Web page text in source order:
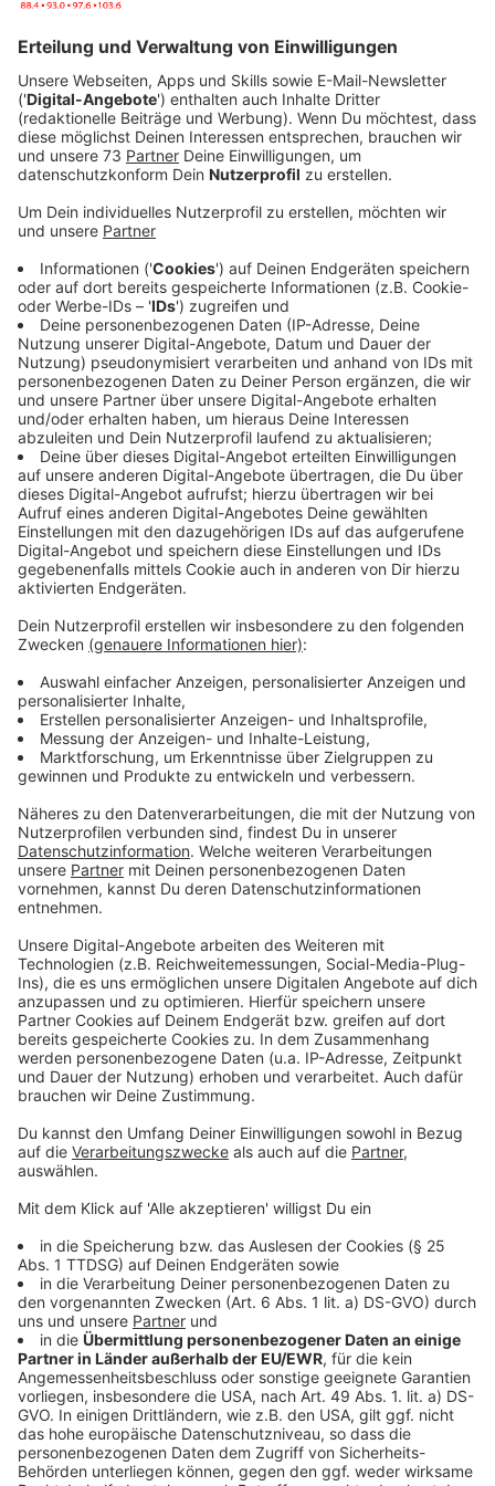
"You Broke Me First" ist für mich ein ganz besonderer
Song“, erklärt sie. "Er handelt von jemandem in einer
Beziehung, der sich einen Dreck um den anderen
schert, aber nach sechs Monaten beschließt, wieder
angekrochen zu kommen. Es geht um das Gefühl, zu
wissen, wie viel ein Mensch dir bedeutet, aber
dennoch diesmal nicht wieder schwach zu werden. Ich
wie ich."
Anzeige
Im Februar wurde Tate zu einem der "YouTube Music’s
Artist on the Rise" gekürt. Das Newcomer-Künstler-
Programm der Video-Plattform fokussiert sich auf
Talente, die im Begriff sind, den Durchbruch zu
schaffen. Gerade ist sie MTV Push Artist des Monats
Juli. Tate McRae lebt seit sie sechs ist im
kanadischen Calgary, die ersten Lebensjahre hatte sie
im Oman verbracht. Sie machte sich als kompetitive
Tänzerin einen Namen und belegte in der 13. Staffel
der FOX-Serie "So You Think You Can Dance" den
zweiten Platz. Bei den renommierten Dance Awards
wurde sie dreimal als "The Best Dancer"
ausgezeichnet und trat bereits in der TV-Show "Ellen"
und den Teen Choice Awards auf.
Zustimmung, um den YouTube
Video-Service zu laden!
Wir verwenden einen Service eines
Drittanbieters, um Videoinhalte
einzubetten. Dieser Service kann
Daten zu Ihren Aktivitäten
sammeln. Bitte lesen Sie die
Details durch und stimmen Sie der
Nutzung des Service zu, um dieses
Akzeptieren
powered byUsercentrics Consent
Management Platform
Tate McRae - You Broke Me First (Official Video)
Anzeige
Anzeige